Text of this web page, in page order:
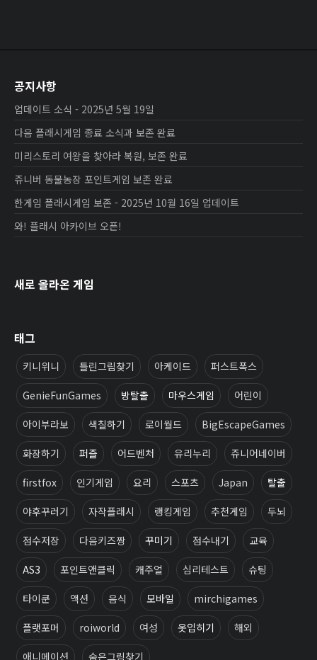
공지사항
업데이트 소식 - 2025년 5월 19일
다음 플래시게임 종료 소식과 보존 완료
미리스토리 여왕을 찾아라 복원, 보존 완료
쥬니버 동물농장 포인트게임 보존 완료
한게임 플래시게임 보존 - 2025년 10월 16일 업데이트
와! 플래시 아카이브 오픈!
새로 올라온 게임
태그
키니위니 틀린그림찾기 아케이드 퍼스트폭스
GenieFunGames 방탈출 마우스게임 어린이
아이부라보 색칠하기 로이월드 BigEscapeGames
화장하기 퍼즐 어드벤처 유리누리 쥬니어네이버
firstfox 인기게임 요리 스포츠 Japan 탈출
야후꾸러기 자작플래시 랭킹게임 추천게임 두뇌
점수저장 다음키즈짱 꾸미기 점수내기 교육
AS3 포인트앤클릭 캐주얼 심리테스트 슈팅
타이쿤 액션 음식 모바일 mirchigames
플랫포머 roiworld 여성 옷입히기 해외
애니메이션 숨은그림찾기